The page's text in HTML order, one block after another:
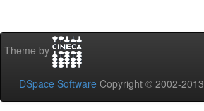
Theme by
DSpace Software Copyright © 2002-2013